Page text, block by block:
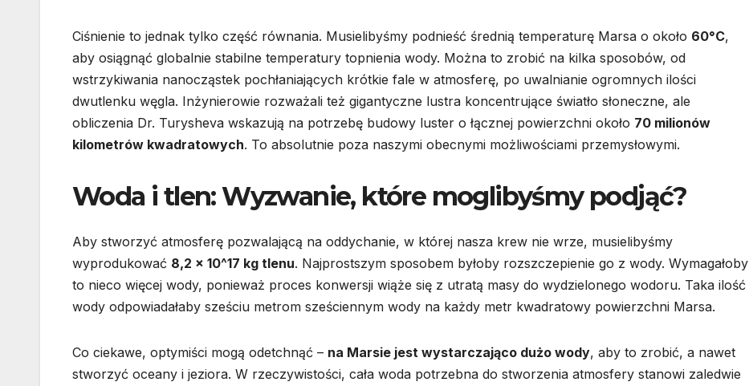
Ciśnienie to jednak tylko część równania. Musielibyśmy podnieść średnią temperaturę Marsa o około 60°C,
aby osiągnąć globalnie stabilne temperatury topnienia wody. Można to zrobić na kilka sposobów, od
wstrzykiwania nanocząstek pochłaniających krótkie fale w atmosferę, po uwalnianie ogromnych ilości
dwutlenku węgla. Inżynierowie rozważali też gigantyczne lustra koncentrujące światło słoneczne, ale
obliczenia Dr. Turysheva wskazują na potrzebę budowy luster o łącznej powierzchni około 70 milionów
kilometrów kwadratowych. To absolutnie poza naszymi obecnymi możliwościami przemysłowymi.
Woda i tlen: Wyzwanie, które moglibyśmy podjąć?
Aby stworzyć atmosferę pozwalającą na oddychanie, w której nasza krew nie wrze, musielibyśmy
wyprodukować 8,2 x 10^17 kg tlenu. Najprostszym sposobem byłoby rozszczepienie go z wody. Wymagałoby
to nieco więcej wody, ponieważ proces konwersji wiąże się z utratą masy do wydzielonego wodoru. Taka ilość
wody odpowiadałaby sześciu metrom sześciennym wody na każdy metr kwadratowy powierzchni Marsa.
Co ciekawe, optymiści mogą odetchnąć – na Marsie jest wystarczająco dużo wody, aby to zrobić, a nawet
stworzyć oceany i jeziora. W rzeczywistości, cała woda potrzebna do stworzenia atmosfery stanowi zaledwie